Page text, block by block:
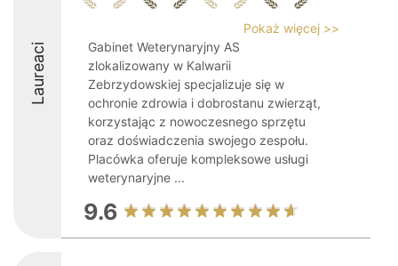
Laureaci
Pokaż więcej >>
Gabinet Weterynaryjny AS
zlokalizowany w Kalwarii
Zebrzydowskiej specjalizuje się w
ochronie zdrowia i dobrostanu zwierząt,
korzystając z nowoczesnego sprzętu
oraz doświadczenia swojego zespołu.
Placówka oferuje kompleksowe usługi
weterynaryjne ...
9.6